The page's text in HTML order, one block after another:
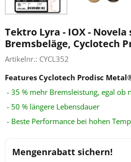
Tektro Lyra - IOX -
Bremsbeläge, Cyclotech
Artikelnr.: CYCL352
Features Cyclotech Prodisc
- 35 % mehr Bremsleistung, egal ob
- 50 % längere Lebensdauer
- Beste Performance bei hohen